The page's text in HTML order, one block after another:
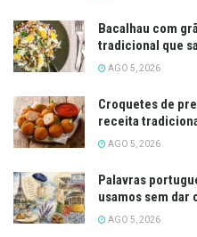
Bacalhau com
tradicional que
AGO 5, 2026
Croquetes de
receita
AGO 5, 2026
Palavras
usamos sem dar
AGO 5, 2026